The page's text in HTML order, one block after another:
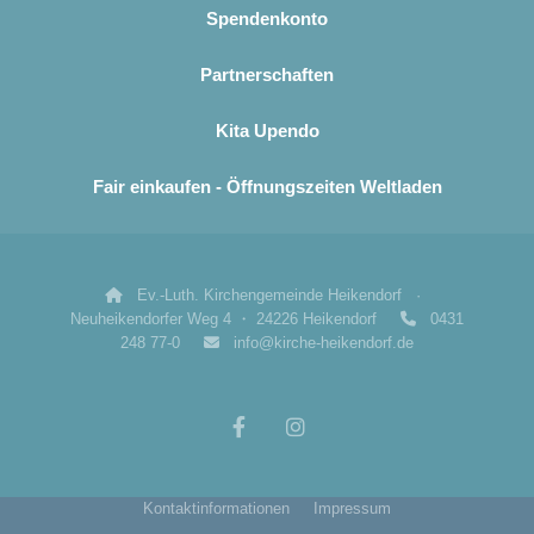
Spendenkonto
Partnerschaften
Kita Upendo
Fair einkaufen - Öffnungszeiten Weltladen
Ev.-Luth. Kirchengemeinde Heikendorf ·
Neuheikendorfer Weg 4 ・ 24226 Heikendorf  0431
248 77-0  info@kirche-heikendorf.de
Kontaktinformationen Impressum